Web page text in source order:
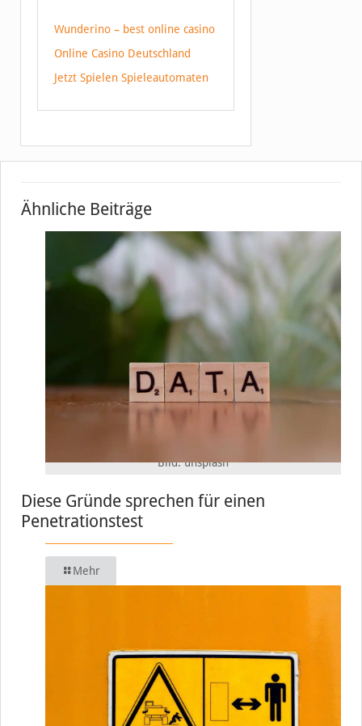
Wunderino – best online casino
Online Casino Deutschland
Jetzt Spielen Spieleautomaten
Ähnliche Beiträge
Bild: unsplash
Diese Gründe sprechen für einen
Penetrationstest
Mehr